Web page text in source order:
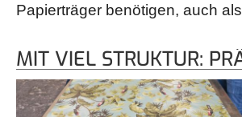
Papierträger benötigen, auch
MIT VIEL STRUKTUR: